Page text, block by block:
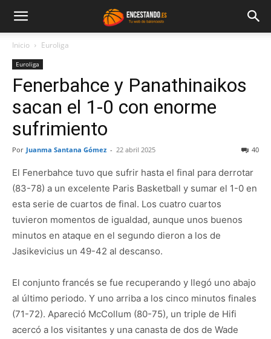
Inicio Euroliga
Euroliga
Fenerbahce y Panathinaikos
sacan el 1-0 con enorme
sufrimiento
Por Juanma Santana Gómez - 22 abril 2025 40
El Fenerbahce tuvo que sufrir hasta el final para derrotar
(83-78) a un excelente Paris Basketball y sumar el 1-0 en
esta serie de cuartos de final. Los cuatro cuartos
tuvieron momentos de igualdad, aunque unos buenos
minutos en ataque en el segundo dieron a los de
Jasikevicius un 49-42 al descanso.
El conjunto francés se fue recuperando y llegó uno abajo
al último periodo. Y uno arriba a los cinco minutos finales
(71-72). Apareció McCollum (80-75), un triple de Hifi
acercó a los visitantes y una canasta de dos de Wade